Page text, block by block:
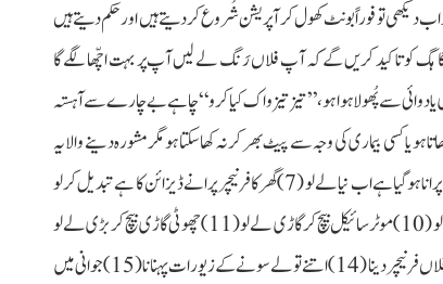
دیکھا تو جَھٹ سے دوائیوں کے نام تجویز کردئیے (2)کوئی گاڑی خراب دیکھی تو فوراً بونٹ کھول کر آپریشن شُروع کردیتے ہیں اور حکم دیتے ہیں
پر جائیں گے تو ساتھ والے گاہگ کو تاکید کریں گے کہ آپ فلاں رَنگ لے لیں آپ پر بہت اچّھا لگے گا
دوائی سے پُھولا ہوا ہو، ”تیز تیز واک کیا کرو“ چاہے بے چارے سے آہستہ
کھاتا ہو یا کسی بیماری کی وجہ سے پیٹ بھر کر نہ کھاسکتا ہو مگر مشورہ دینے والا یہ
معلوم کرنے کی زحمت ہی کب کرتا ہے، اسے تو بس مشورہ دینے سے غرض ہوتی ہے (6)موبائل پرانا ہوگیا ہے اب نیا لے لو (7) گھر کا فرنیچر پرانے ڈیزائن کا ہے تبدیل کرلو
لینا (9)بائیک دَھکّا اسٹارٹ ہے نئی لے لو (10)موٹر سائیکل بیچ کر گاڑی لے لو (11) چھوٹی گاڑی بیچ کر بڑی لے لو
(12)کوئی بتائے کہ بیٹے کو نوکری مل گئی ہے تو مشورہ حاضر کہ اس کی شادی کردو (13) جہیز میں فلاں فرنیچر دینا (14) اتنے تولے سونے کے زیورات پہنانا (15)جوانی میں